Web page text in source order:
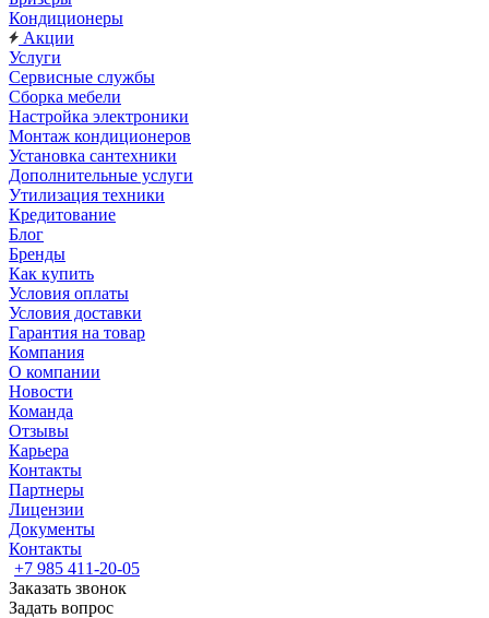
Кондиционеры
Акции
Услуги
Сервисные службы
Сборка мебели
Настройка электроники
Монтаж кондиционеров
Установка сантехники
Дополнительные услуги
Утилизация техники
Кредитование
Блог
Бренды
Как купить
Условия оплаты
Условия доставки
Гарантия на товар
Компания
О компании
Новости
Команда
Отзывы
Карьера
Контакты
Партнеры
Лицензии
Документы
Контакты
+7 985 411-20-05
Заказать звонок
Задать вопрос